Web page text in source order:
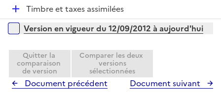
r
e
r
D
é
p
e
r
Timbre et taxes assimilées
Versions sur la période
Version en vigueur du 12/09/2012 à aujourd'hui
Quitter la
comparaison
de version
Comparer les deux
versions
sélectionnées
Document précédent Document suivant